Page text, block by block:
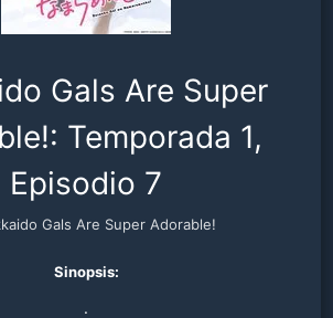
Gals Are Super
Temporada 1,
Episodio 7
Gals Are Super Adorable!
Sinopsis:
.